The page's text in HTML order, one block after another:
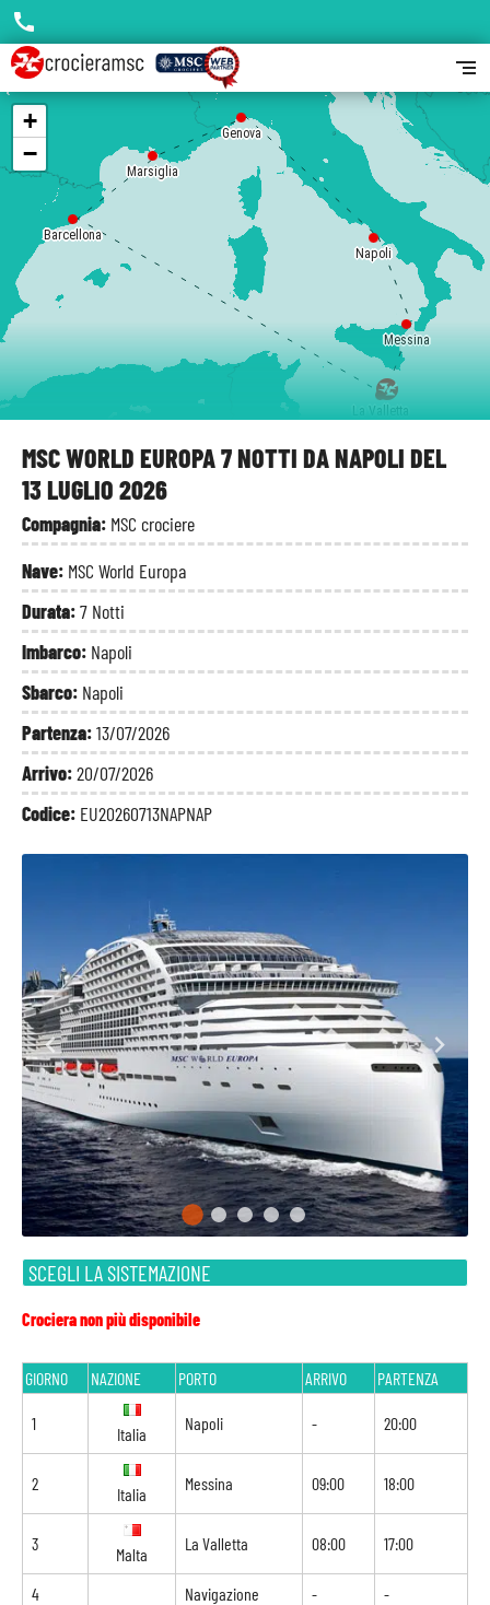
MSC WORLD EUROPA 7 NOTTI DA NAPOLI DEL
13 LUGLIO 2026
Compagnia: MSC crociere
Nave: MSC World Europa
Durata:7 Notti
Imbarco: Napoli
Sbarco: Napoli
Partenza:13/07/2026
Arrivo:20/07/2026
Codice: EU20260713NAPNAP
SCEGLI LA SISTEMAZIONE
Crociera non più disponibile
GIORNO NAZIONE PORTO ARRIVO PARTENZA
1
Italia
Napoli - 20:00
2
Italia
Messina 09:00 18:00
3
Malta
La Valletta 08:00 17:00
4 Navigazione - -
Napoli
Messina
La Valletta
Barcellona
Marsiglia
Genova
+
−
call
segment